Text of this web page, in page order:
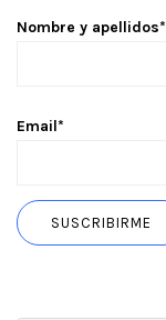
Nombre y apellidos*
Email*